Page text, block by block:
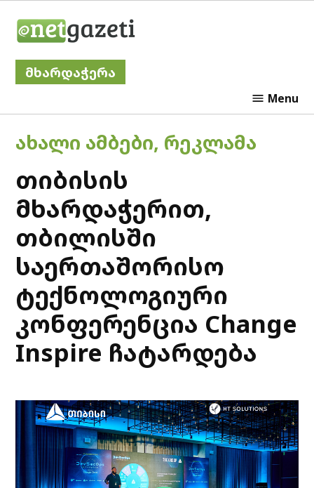
მხარდაჭერა
Menu
POSTED
ᲐᲮᲐᲚᲘ ᲐᲛᲑᲔᲑᲘ, ᲠᲔᲙᲚᲐᲛᲐ
თიბისის
მხარდაჭერით,
თბილისში
საერთაშორისო
ტექნოლოგიური
კონფერენცია Change
Inspire ჩატარდება